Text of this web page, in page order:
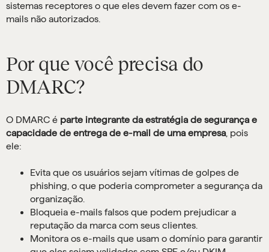
sistemas receptores o que eles devem fazer com os e-
mails não autorizados.
Por que você precisa do
DMARC?
O DMARC é parte integrante da estratégia de segurança e
capacidade de entrega de e-mail de uma empresa, pois
ele:
Evita que os usuários sejam vítimas de golpes de
phishing, o que poderia comprometer a segurança da
organização.
Bloqueia e-mails falsos que podem prejudicar a
reputação da marca com seus clientes.
Monitora os e-mails que usam o domínio para garantir